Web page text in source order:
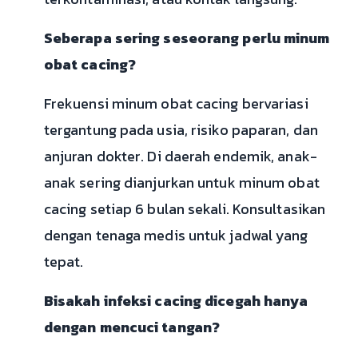
Seberapa sering seseorang perlu minum
obat cacing?
Frekuensi minum obat cacing bervariasi
tergantung pada usia, risiko paparan, dan
anjuran dokter. Di daerah endemik, anak-
anak sering dianjurkan untuk minum obat
cacing setiap 6 bulan sekali. Konsultasikan
dengan tenaga medis untuk jadwal yang
tepat.
Bisakah infeksi cacing dicegah hanya
dengan mencuci tangan?